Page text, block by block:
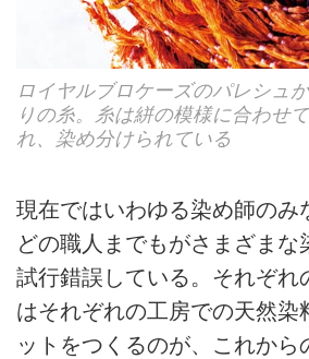
ロイヤルブロケーズのパレシュ
りの糸。糸は絣の模様に合わせ
れ、染め分けられている
現在ではいわゆる染め師のみ
どの職人までもがさまざまな
試行錯誤している。それぞれ
はそれぞれの工房での天然染
ットをつくるのが、これから